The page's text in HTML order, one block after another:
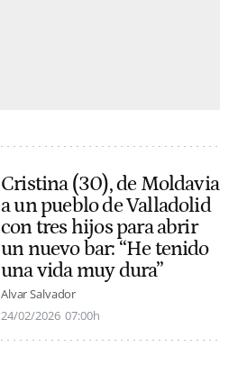
Cristina (30), de Moldavia
a un pueblo de Valladolid
con tres hijos para abrir
un nuevo bar: “He tenido
una vida muy dura”
Alvar Salvador
24/02/2026 07:00h